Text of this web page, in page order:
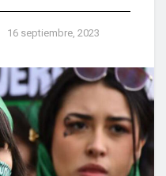
16 septiembre, 2023